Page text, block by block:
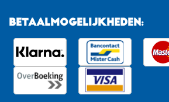
BETAALMOGELIJKHEDEN: